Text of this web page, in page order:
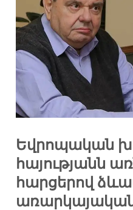
Եվրոպական
հայությանն
հարցերով
առարկայական